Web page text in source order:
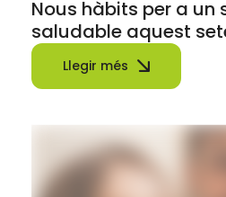
Nous hàbits per a un
saludable aquest
Llegir més